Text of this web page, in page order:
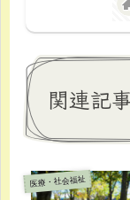
関連記
医療・社会福祉